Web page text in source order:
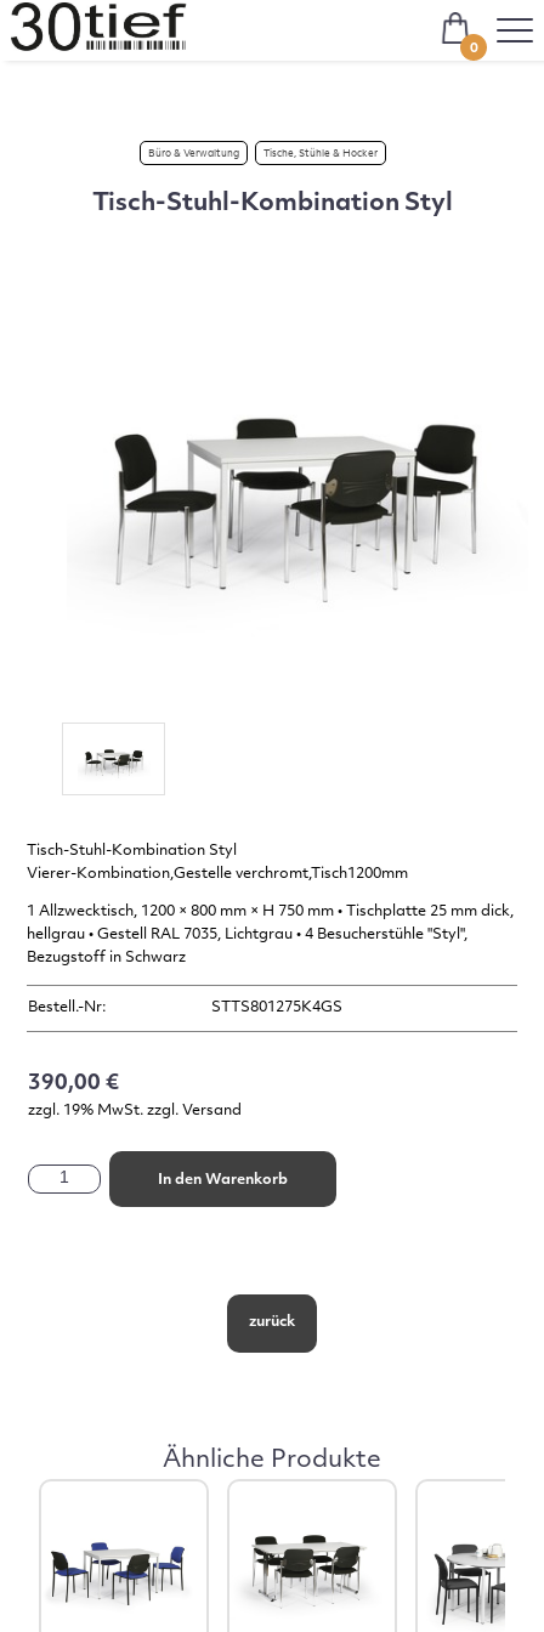
0
Büro & Verwaltung Tische, Stühle & Hocker
Tisch-Stuhl-Kombination Styl
Tisch-Stuhl-Kombination Styl
Vierer-Kombination,Gestelle verchromt,Tisch1200mm
1 Allzwecktisch, 1200 × 800 mm × H 750 mm • Tischplatte 25 mm dick,
hellgrau • Gestell RAL 7035, Lichtgrau • 4 Besucherstühle "Styl",
Bezugstoff in Schwarz
Bestell.-Nr: STTS801275K4GS
390,00 €
zzgl. 19% MwSt. zzgl. Versand
In den Warenkorb
zurück
Ähnliche Produkte